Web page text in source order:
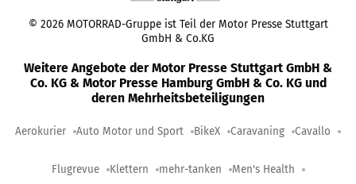
© 2026 MOTORRAD-Gruppe ist Teil der Motor Presse Stuttgart
GmbH & Co.KG
Weitere Angebote der Motor Presse Stuttgart GmbH &
Co. KG & Motor Presse Hamburg GmbH & Co. KG und
deren Mehrheitsbeteiligungen
Aerokurier Auto Motor und Sport BikeX Caravaning Cavallo
Flugrevue Klettern mehr-tanken Men's Health